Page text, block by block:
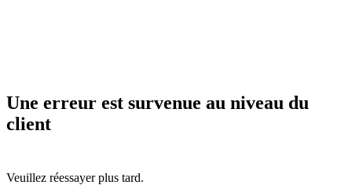
Une erreur est survenue au niveau du
client
Veuillez réessayer plus tard.